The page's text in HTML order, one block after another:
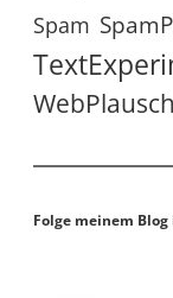
Spam
WebPlausch
Folge meinem